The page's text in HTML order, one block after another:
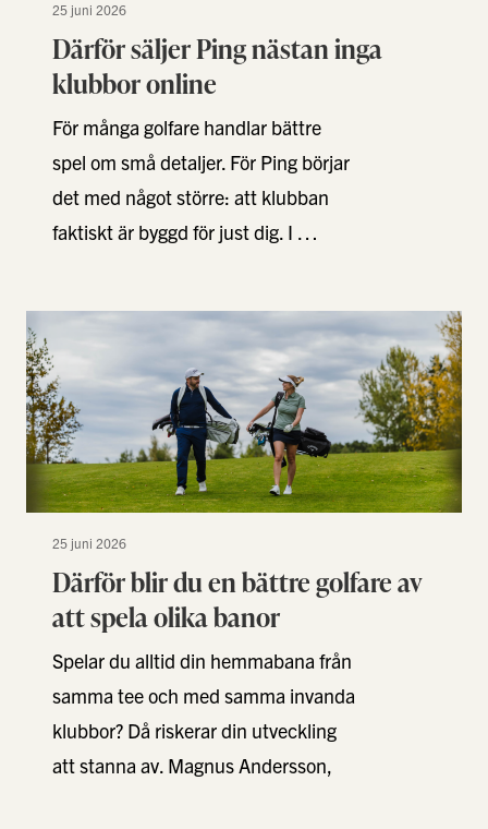
25 juni 2026
Därför säljer Ping nästan inga
klubbor online
För många golfare handlar bättre
spel om små detaljer. För Ping börjar
det med något större: att klubban
faktiskt är byggd för just dig. I …
25 juni 2026
Därför blir du en bättre golfare av
att spela olika banor
Spelar du alltid din hemmabana från
samma tee och med samma invanda
klubbor? Då riskerar din utveckling
att stanna av. Magnus Andersson,